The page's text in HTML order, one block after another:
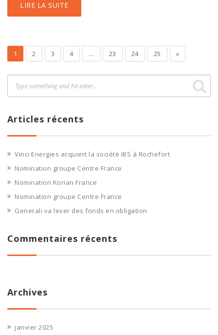
LIRE LA SUITE
1 2 3 4 … 23 24 25 »
Articles récents
Vinci Energies acquiert la société IBS à Rochefort
Nomination groupe Centre France
Nomination Korian France
Nomination groupe Centre France
Generali va lever des fonds en obligation
Commentaires récents
Archives
janvier 2025